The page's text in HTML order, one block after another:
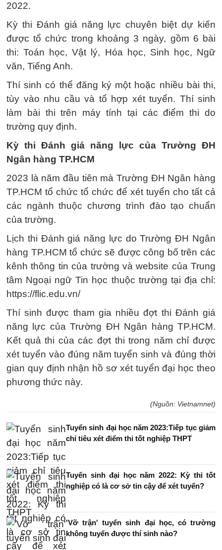
2022.
Kỳ thi Đánh giá năng lực chuyên biệt dự kiến
được tổ chức trong khoảng 3 ngày, gồm 6 bài
thi: Toán học, Vật lý, Hóa học, Sinh học, Ngữ
văn, Tiếng Anh.
Thí sinh có thể đăng ký một hoặc nhiều bài thi,
tùy vào nhu cầu và tổ hợp xét tuyển. Thí sinh
làm bài thi trên máy tính tại các điểm thi do
trường quy định.
Kỳ thi Đánh giá năng lực của Trường ĐH
Ngân hàng TP.HCM
2023 là năm đầu tiên mà Trường ĐH Ngân hàng
TP.HCM tổ chức tổ chức để xét tuyển cho tất cả
các ngành thuộc chương trình đào tạo chuẩn
của trường.
Lịch thi Đánh giá năng lực do Trường ĐH Ngân
hàng TP.HCM tổ chức sẽ được công bố trên các
kênh thông tin của trường và website của Trung
tâm Ngoại ngữ Tin học thuộc trường tại địa chỉ:
https://flic.edu.vn/
Thí sinh được tham gia nhiều đợt thi Đánh giá
năng lực của Trường ĐH Ngân hàng TP.HCM.
Kết quả thi của các đợt thi trong năm chỉ được
xét tuyển vào đúng năm tuyển sinh và đúng thời
gian quy định nhận hồ sơ xét tuyển đại học theo
phương thức này.
(Nguồn: Vietnamnet)
Tuyển sinh đại học năm 2023:Tiếp tục giảm
chỉ tiêu xét điểm thi tốt nghiệp THPT
Tuyển sinh đại học năm 2022: Kỳ thi tốt
nghiệp có là cơ sở tin cậy để xét tuyển?
'Vỡ trận' tuyển sinh đại học, có trường
không tuyển được thí sinh nào?